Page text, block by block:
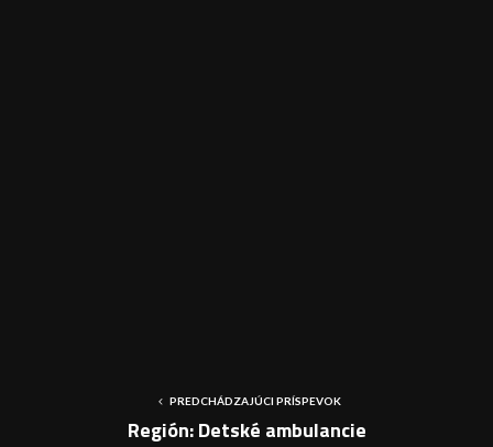
PREDCHÁDZAJÚCI PRÍSPEVOK
Región: Detské ambulancie